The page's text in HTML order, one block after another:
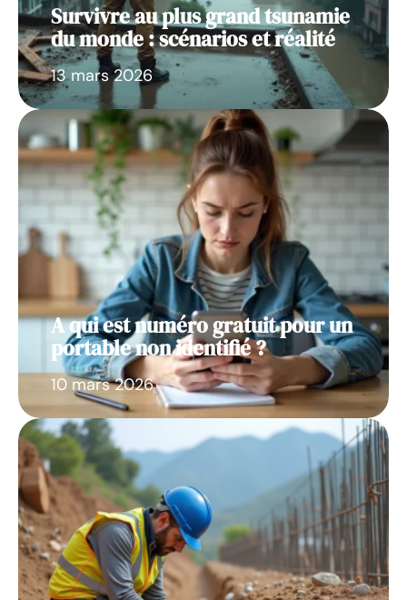
Survivre au plus grand tsunamie
du monde : scénarios et réalité
13 mars 2026
A qui est numéro gratuit pour un
portable non identifié ?
10 mars 2026